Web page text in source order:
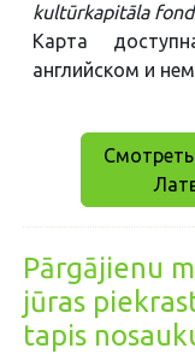
kultūrkapitāla
Карта
английском и
Pārgājienu
jūras
tapis